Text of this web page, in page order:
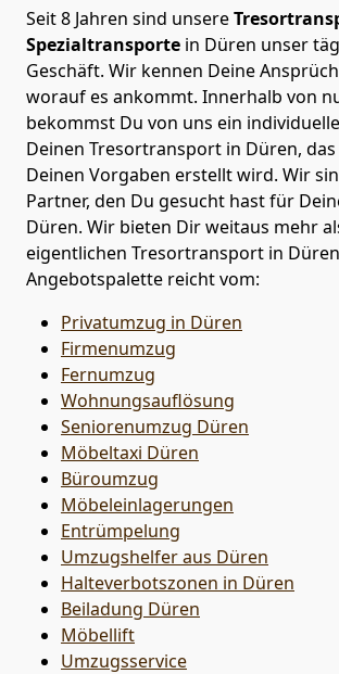
Seit 8 Jahren sind unsere
Spezialtransporte in Düren unser
Geschäft. Wir kennen Deine
worauf es ankommt. Innerhalb von
bekommst Du von uns ein
Deinen Tresortransport in Düren,
Deinen Vorgaben erstellt wird. Wir
Partner, den Du gesucht hast für
Düren. Wir bieten Dir weitaus mehr
eigentlichen Tresortransport in
Angebotspalette reicht vom:
Privatumzug in Düren
Firmenumzug
Fernumzug
Wohnungsauflösung
Seniorenumzug Düren
Möbeltaxi Düren
Büroumzug
Möbeleinlagerungen
Entrümpelung
Umzugshelfer aus Düren
Halteverbotszonen in Düren
Beiladung Düren
Möbellift
Umzugsservice